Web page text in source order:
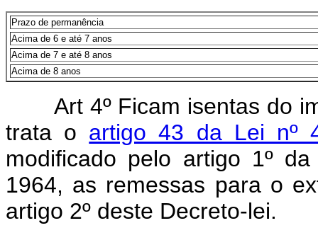
Prazo de permanência
Acima de 6 e até 7 anos
Acima de 7 e até 8 anos
Acima de 8 anos
Art 4º Ficam isentas do
trata o artigo 43 da Lei nº
modificado pelo artigo 1º
1964, as remessas para o
artigo 2º deste Decreto-lei.